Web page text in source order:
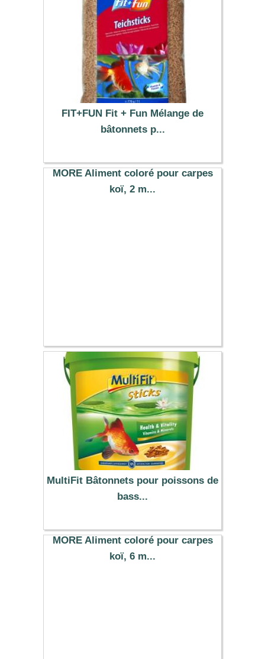
FIT+FUN Fit + Fun Mélange de
bâtonnets p...
4.99 €
MORE Aliment coloré pour carpes
koï, 2 m...
MultiFit Bâtonnets pour poissons de
bass...
22.49 €
MORE Aliment coloré pour carpes
koï, 6 m...